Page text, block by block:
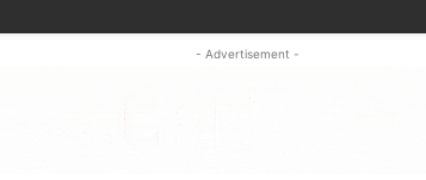
- Advertisement -